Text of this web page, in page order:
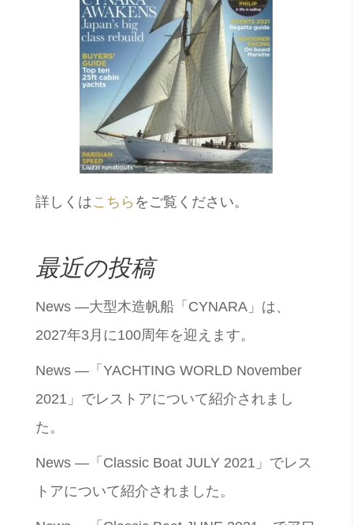
詳しくはこちら をご覧ください。
最近の投稿
News —大型木造帆船「CYNARA」は、
2027年3月に100周年を迎えます。
News —「YACHTING WORLD November
2021」でレストアについて紹介されまし
た。
News —「Classic Boat JULY 2021」でレス
トアについて紹介されました。